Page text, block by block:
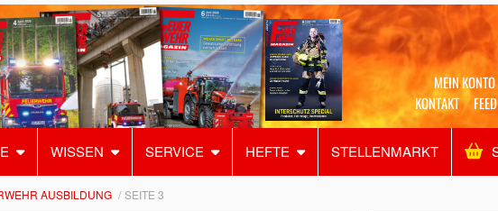
MEIN KONTO
KONTAKT
FEED
WISSEN SERVICE HEFTE STELLENMARKTAlles
AUSBILDUNG SEITE 3